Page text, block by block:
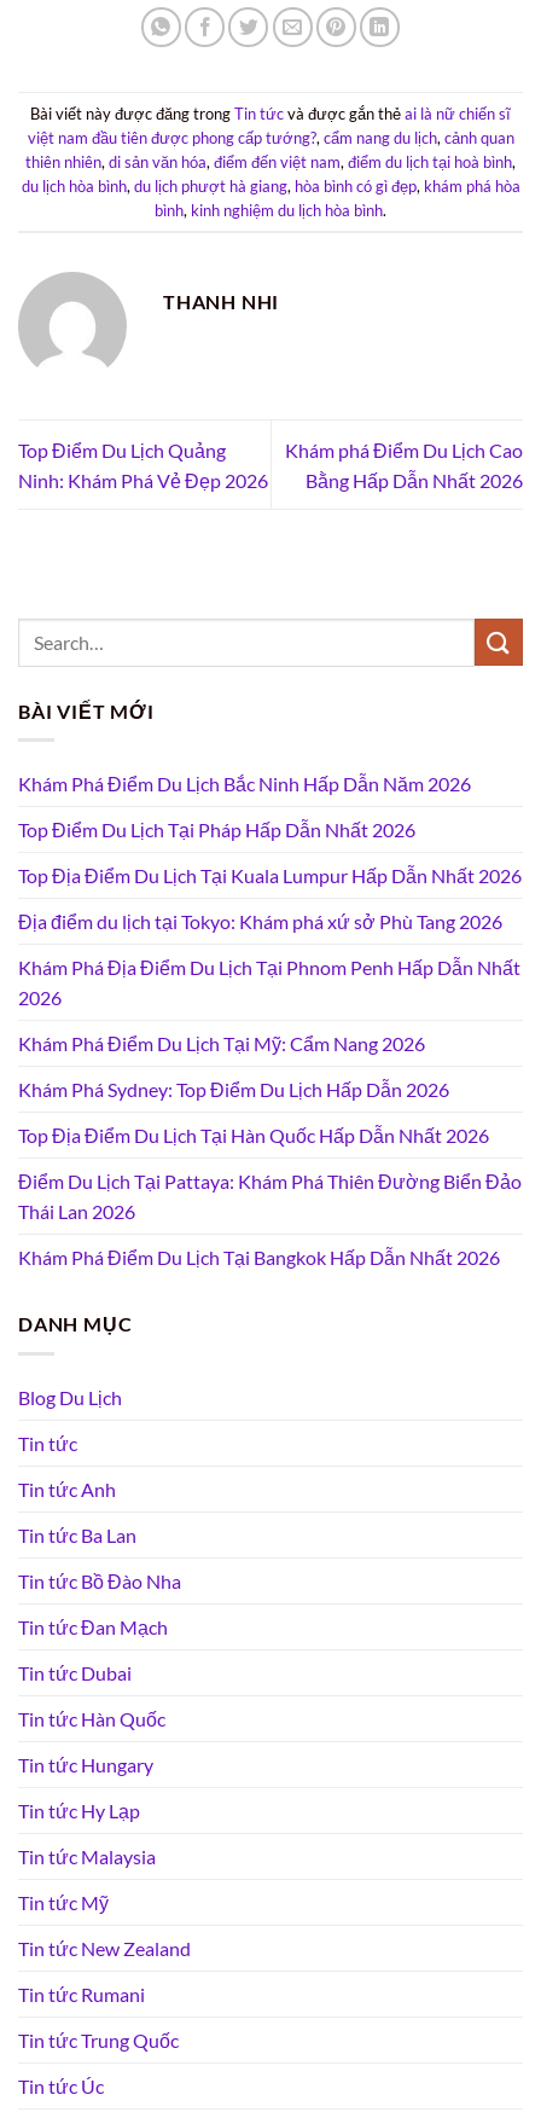
Bài viết này được đăng trongTin tứcvà được gắn thẻai là nữ chiến sĩ
việt nam đầu tiên được phong cấp tướng?, cẩm nang du lịch, cảnh quan
thiên nhiên, di sản văn hóa, điểm đến việt nam, điểm du lịch tại hoà bình,
du lịch hòa bình, du lịch phượt hà giang, hòa bình có gì đẹp, khám phá hòa
bình, kinh nghiệm du lịch hòa bình.
THANH NHI
Top Điểm Du Lịch Quảng
Ninh: Khám Phá Vẻ Đẹp 2026
Khám phá Điểm Du Lịch Cao
Bằng Hấp Dẫn Nhất 2026
BÀI VIẾT MỚI
Khám Phá Điểm Du Lịch Bắc Ninh Hấp Dẫn Năm 2026
Top Điểm Du Lịch Tại Pháp Hấp Dẫn Nhất 2026
Top Địa Điểm Du Lịch Tại Kuala Lumpur Hấp Dẫn Nhất 2026
Địa điểm du lịch tại Tokyo: Khám phá xứ sở Phù Tang 2026
Khám Phá Địa Điểm Du Lịch Tại Phnom Penh Hấp Dẫn Nhất
2026
Khám Phá Điểm Du Lịch Tại Mỹ: Cẩm Nang 2026
Khám Phá Sydney: Top Điểm Du Lịch Hấp Dẫn 2026
Top Địa Điểm Du Lịch Tại Hàn Quốc Hấp Dẫn Nhất 2026
Điểm Du Lịch Tại Pattaya: Khám Phá Thiên Đường Biển Đảo
Thái Lan 2026
Khám Phá Điểm Du Lịch Tại Bangkok Hấp Dẫn Nhất 2026
DANH MỤC
Blog Du Lịch
Tin tức
Tin tức Anh
Tin tức Ba Lan
Tin tức Bồ Đào Nha
Tin tức Đan Mạch
Tin tức Dubai
Tin tức Hàn Quốc
Tin tức Hungary
Tin tức Hy Lạp
Tin tức Malaysia
Tin tức Mỹ
Tin tức New Zealand
Tin tức Rumani
Tin tức Trung Quốc
Tin tức Úc